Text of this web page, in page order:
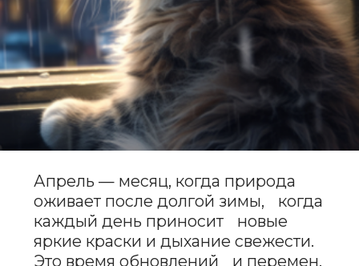
Апрель — месяц, когда природа
оживает после долгой зимы, когда
каждый день приносит новые
яркие краски и дыхание свежести.
Это время обновлений и перемен,
когда хочется вдохнуть полной
грудью и отправиться навстречу
светлым и радостным начинаниям.
Если вы ищете имя для своего
питомца, которое отразит эту
атмосферу весенней нежности и
подборку уникальных имен для
кошек и котят, вдохновленных
апрельской магией.
март май